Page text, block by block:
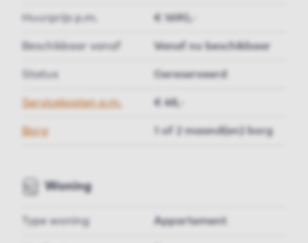
Huurprijs p.m. € 1690,-
Beschikbaar vanaf Vanaf nu beschikbaar
Status Gereserveerd
Servicekosten p.m. € 48,-
Borg 1 of 2 maand(en) borg
Woning
Type woning Appartement